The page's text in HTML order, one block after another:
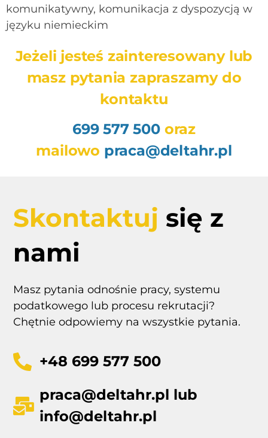
komunikatywny, komunikacja z dyspozycją w
języku niemieckim
Jeżeli jesteś zainteresowany lub
masz pytania zapraszamy do
kontaktu
699 577 500 oraz
mailowo praca@deltahr.pl
Skontaktuj się z
nami
Masz pytania odnośnie pracy, systemu
podatkowego lub procesu rekrutacji?
Chętnie odpowiemy na wszystkie pytania.
+48 699 577 500
praca@deltahr.pl lub
info@deltahr.pl